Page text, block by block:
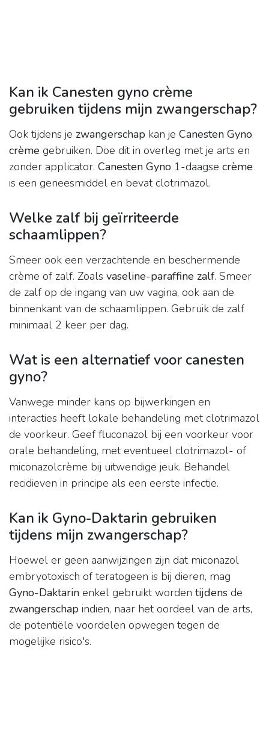
Kan ik Canesten gyno crème
gebruiken tijdens mijn zwangerschap?
Ook tijdens je zwangerschap kan je Canesten Gyno
crème gebruiken. Doe dit in overleg met je arts en
zonder applicator. Canesten Gyno 1-daagse crème
is een geneesmiddel en bevat clotrimazol.
Welke zalf bij geïrriteerde
schaamlippen?
Smeer ook een verzachtende en beschermende
crème of zalf. Zoals vaseline-paraffine zalf. Smeer
de zalf op de ingang van uw vagina, ook aan de
binnenkant van de schaamlippen. Gebruik de zalf
minimaal 2 keer per dag.
Wat is een alternatief voor canesten
gyno?
Vanwege minder kans op bijwerkingen en
interacties heeft lokale behandeling met clotrimazol
de voorkeur. Geef fluconazol bij een voorkeur voor
orale behandeling, met eventueel clotrimazol- of
miconazolcrème bij uitwendige jeuk. Behandel
recidieven in principe als een eerste infectie.
Kan ik Gyno-Daktarin gebruiken
tijdens mijn zwangerschap?
Hoewel er geen aanwijzingen zijn dat miconazol
embryotoxisch of teratogeen is bij dieren, mag
Gyno-Daktarin enkel gebruikt worden tijdens de
zwangerschap indien, naar het oordeel van de arts,
de potentiële voordelen opwegen tegen de
mogelijke risico's.